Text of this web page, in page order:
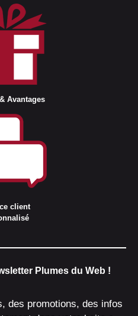
Avantages
client
Plumes du Web !
des promotions, des infos